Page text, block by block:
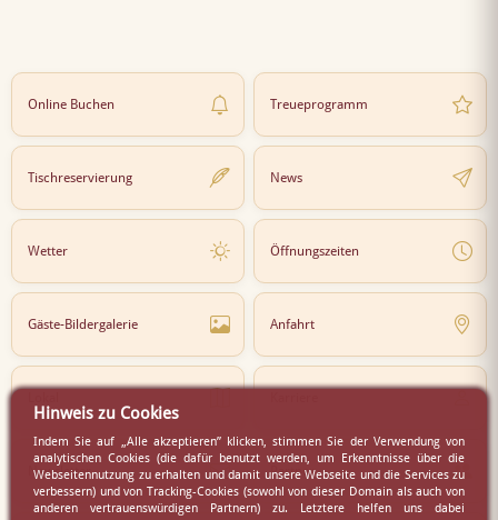
Online Buchen Treueprogramm
Tischreservierung News
Wetter Öffnungszeiten
Gäste-Bildergalerie Anfahrt
Newsletter Partner
Hinweis zu Cookies
Indem Sie auf „Alle akzeptieren” klicken, stimmen Sie der Verwendung von
analytischen Cookies (die dafür benutzt werden, um Erkenntnisse über die
Webseitennutzung zu erhalten und damit unsere Webseite und die Services zu
verbessern) und von Tracking-Cookies (sowohl von dieser Domain als auch von
anderen vertrauenswürdigen Partnern) zu. Letztere helfen uns dabei